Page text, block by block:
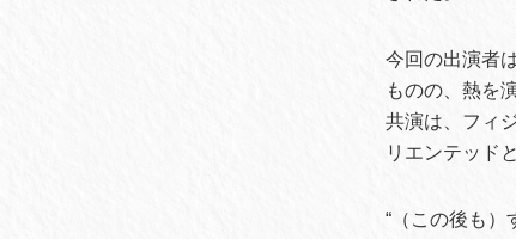
今回の出演者
ものの、熱を
共演は、フィ
リエンテッド
“（この後も）